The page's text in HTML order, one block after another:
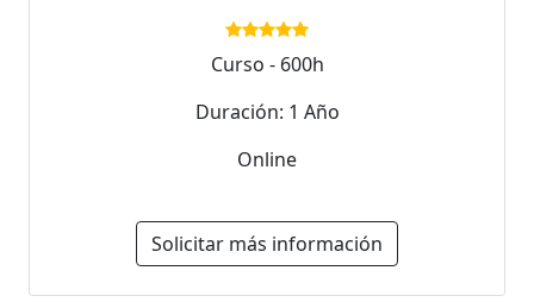
Curso - 600h
Duración: 1 Año
Online
Solicitar más información